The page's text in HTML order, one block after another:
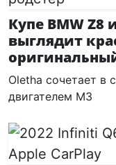
Купе BMW Z8
выглядит
Oletha сочетает в
двигателем M3